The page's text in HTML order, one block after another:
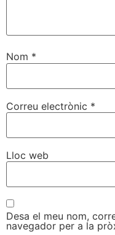
Nom *
Correu electrònic *
Lloc web
Desa el meu nom,
navegador per a la